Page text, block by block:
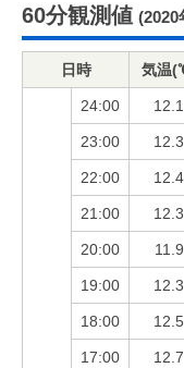
60分観測値 (2020
日時 気温
24:00 12.1
23:00 12.3
22:00 12.4
21:00 12.3
20:00 11.9
19:00 12.3
18:00 12.5
17:00 12.7